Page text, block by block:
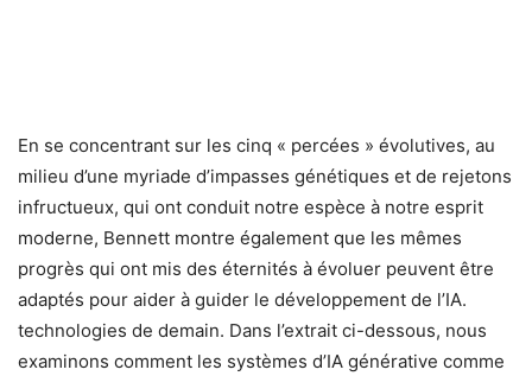
En se concentrant sur les cinq « percées » évolutives, au
milieu d’une myriade d’impasses génétiques et de rejetons
infructueux, qui ont conduit notre espèce à notre esprit
moderne, Bennett montre également que les mêmes
progrès qui ont mis des éternités à évoluer peuvent être
adaptés pour aider à guider le développement de l’IA.
technologies de demain. Dans l’extrait ci-dessous, nous
examinons comment les systèmes d’IA générative comme